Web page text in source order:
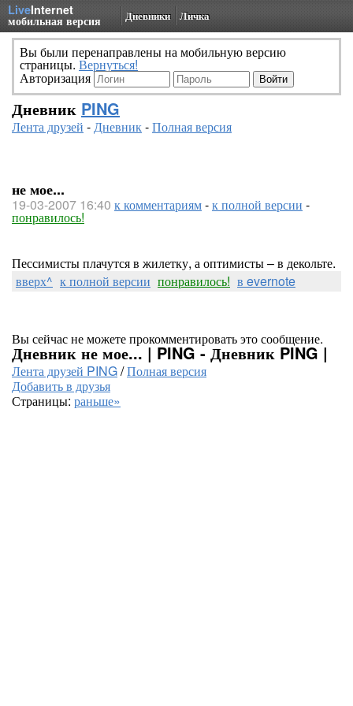
LiveInternet
мобильная версия Дневники Личка
Вы были перенаправлены на мобильную версию
страницы. Вернуться!
Авторизация
Дневник PING
Лента друзей -Дневник-Полная версия
не мое...
19-03-2007 16:40 к комментариям-к полной версии -
понравилось!
Пессимисты плачутся в жилетку, а оптимисты – в декольте.
вверх^ к полной версии понравилось! в evernote
Вы сейчас не можете прокомментировать это сообщение.
Дневник не мое... | PING - Дневник PING |
Лента друзей PING/Полная версия
Добавить в друзья
Страницы: раньше»